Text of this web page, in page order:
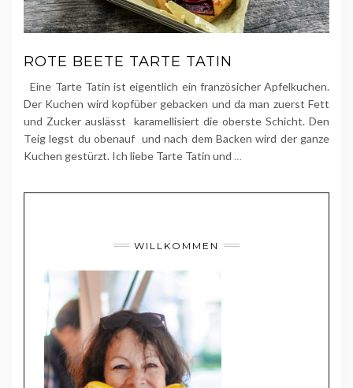
ROTE BEETE TARTE TATIN
Eine Tarte Tatin ist eigentlich ein französicher Apfelkuchen.
Der Kuchen wird kopfüber gebacken und da man zuerst Fett
und Zucker auslässt karamellisiert die oberste Schicht. Den
Teig legst du obenauf und nach dem Backen wird der ganze
Kuchen gestürzt. Ich liebe Tarte Tatin und …
WILLKOMMEN